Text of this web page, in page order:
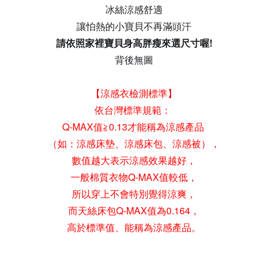
冰絲涼感舒適
讓怕熱的小寶貝不再滿頭汗
請依照家裡寶貝身高胖瘦來選尺寸喔!
背後無圖
【涼感衣檢測標準】
依台灣標準規範：
Q-MAX值≧0.13才能稱為涼感產品
（如：涼感床墊、涼感床包、涼感被），
數值越大表示涼感效果越好，
一般棉質衣物Q-MAX值較低，
所以穿上不會特別覺得涼爽，
而天絲床包Q-MAX值為0.164，
高於標準值、能稱為涼感產品。